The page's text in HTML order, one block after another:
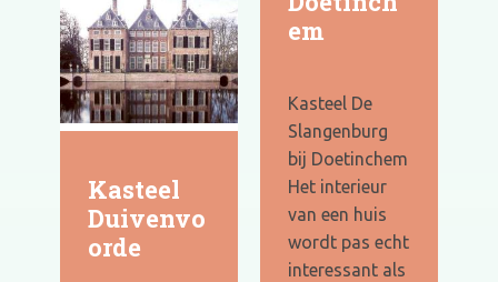
em
Kasteel De
Slangenburg
bij Doetinchem
Het interieur
van een huis
wordt pas echt
interessant als
Kasteel
Duivenvo
orde